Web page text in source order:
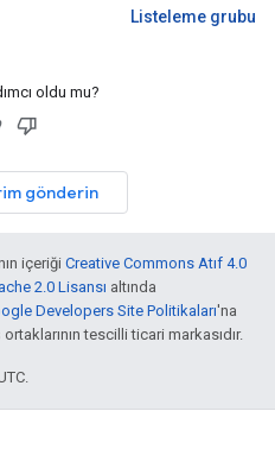
Listeleme grubu
oldu mu?
gönderin
içeriği Creative Commons Atıf 4.0
2.0 Lisansı altında
Developers Site Politikaları'na
tescilli ticari markasıdır.